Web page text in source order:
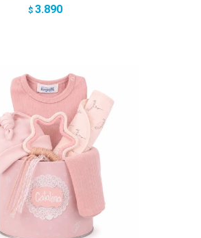
$ 3.890